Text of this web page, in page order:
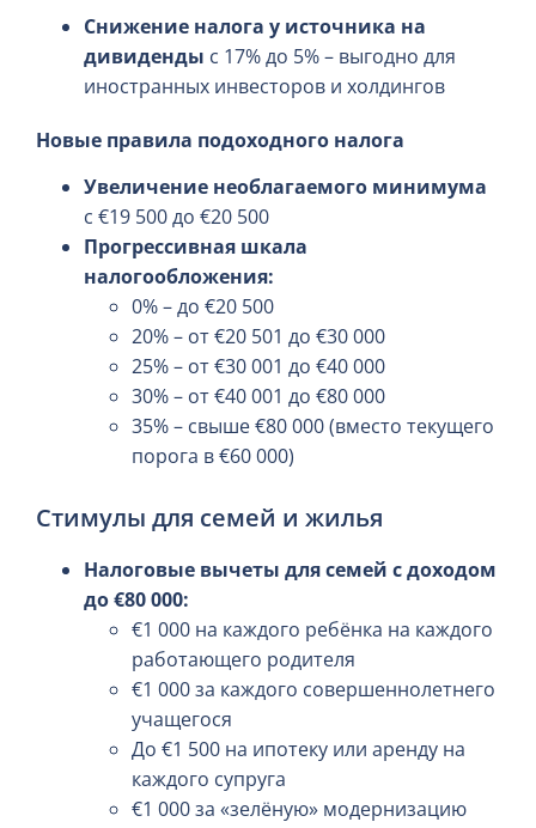
Снижение налога у источника на
дивиденды с 17% до 5% – выгодно для
иностранных инвесторов и холдингов
Новые правила подоходного налога
Увеличение необлагаемого минимума
с €19 500 до €20 500
Прогрессивная шкала
налогообложения:
0% – до €20 500
20% – от €20 501 до €30 000
25% – от €30 001 до €40 000
30% – от €40 001 до €80 000
35% – свыше €80 000 (вместо текущего
порога в €60 000)
Стимулы для семей и жилья
Налоговые вычеты для семей с доходом
до €80 000:
€1 000 на каждого ребёнка на каждого
работающего родителя
€1 000 за каждого совершеннолетнего
учащегося
До €1 500 на ипотеку или аренду на
каждого супруга
€1 000 за «зелёную» модернизацию